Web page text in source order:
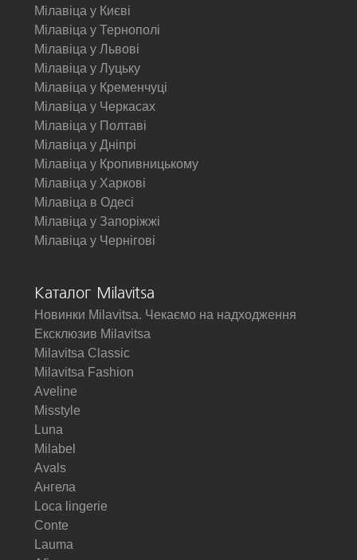
Мілавіца у Києві
Мілавіца у Тернополі
Мілавіца у Львові
Мілавіца у Луцьку
Мілавіца у Кременчуці
Мілавіца у Черкасах
Мілавіца у Полтаві
Мілавіца у Дніпрі
Мілавіца у Кропивницькому
Мілавіца у Харкові
Мілавіца в Одесі
Мілавіца у Запоріжжі
Мілавіца у Чернігові
Каталог Milavitsa
Новинки Milavitsa. Чекаємо на надходження
Ексклюзив Milavitsa
Milavitsa Classic
Milavitsa Fashion
Aveline
Misstyle
Luna
Milabel
Avals
Ангела
Loca lingerie
Conte
Lauma